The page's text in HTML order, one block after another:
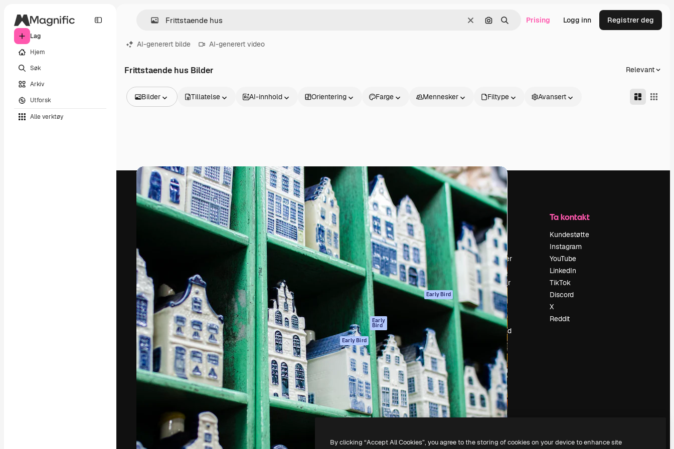
Lag
Hjem
Søk
Arkiv
Utforsk
Alle verktøy
Slett Søk etter bilde
Søk Prising Logg inn Registrer deg
AI-generert bilde AI-generert video
Frittstaende hus Bilder Relevant
Bilder
Videoer
Opptak
Bevegelsesgrafikk
Videomaler
Ikoner
3D-modeller
Tillatelse AI-innhold Orientering Farge Mennesker Filtype Avansert
Den kreative plattformen for å lede ditt
beste arbeid. Mer enn 1 million abonnenter
blant kreative, selskaper, byråer og studioer.
Produkter
Spaces
AI-assistent
AI Image Generator
AI-videogenerator
stemmegenerator
Claude/ChatGPT
Early
Bird
Agenter Early Bird
API
Alle Magnific-
Kom i gang
Academy
Dokumentasjon
Support
Vilkår for bruk
Personvernerklæring
Originaler Early Bird
Retningslinjer for
informasjonskapsler
Tillitssenter
Affiliates
For bedrifter
Selskap
Prising
Om oss
Anmeldelser
Karrierer
Søketrender
Blogg
Hendelser
Slidesgo
Selg innhold
Leter etter
magnific.ai
Ta kontakt
Kundestøtte
Instagram
YouTube
LinkedIn
TikTok
Discord
X
Reddit
Copyright © 2010- Freepik Company S.L.U. Alle rettigheter forbeholdt.
By clicking “Accept All Cookies”, you agree to the storing of cookies on your device to enhance site